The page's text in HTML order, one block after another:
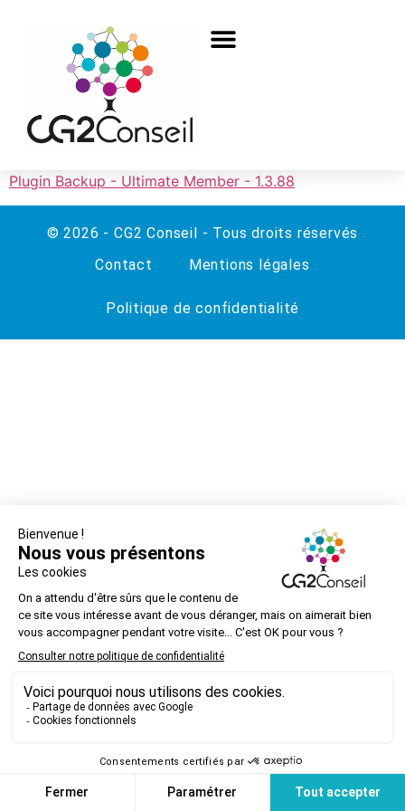
Plugin Backup - Ultimate Member - 1.3.88
© 2026 - CG2 Conseil - Tous droits réservés
Contact
Mentions légales
Politique de confidentialité